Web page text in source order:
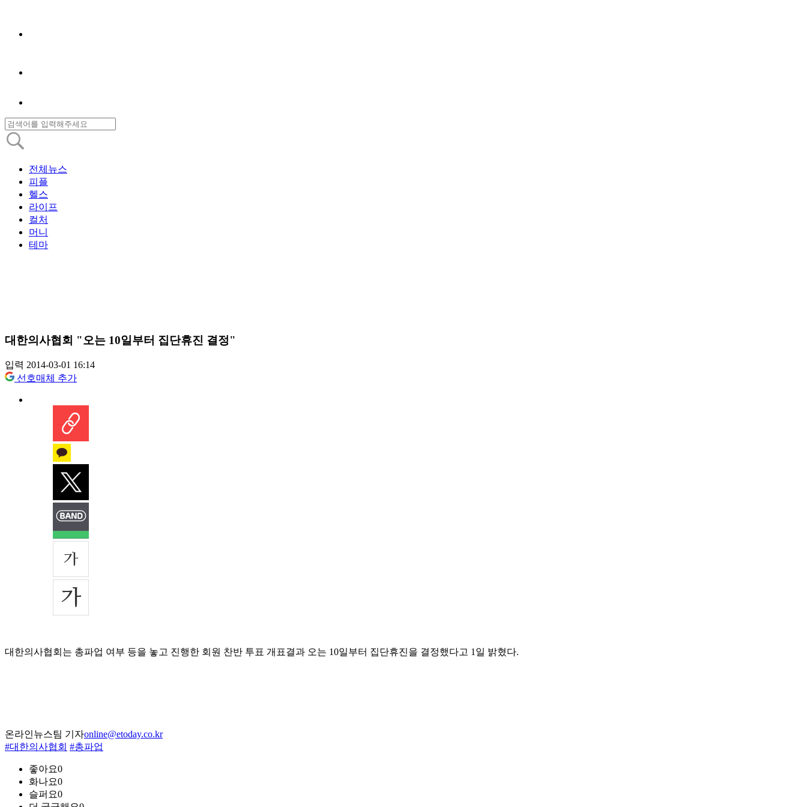
전체뉴스
피플
헬스
라이프
컬처
머니
테마
대한의사협회 "오는 10일부터 집단휴진 결정"
입력 2014-03-01 16:14
선호매체 추가
대한의사협회는 총파업 여부 등을 놓고 진행한 회원 찬반 투표 개표결과 오는 10일부터 집단휴진을 결정했다고 1일 밝혔다.
온라인뉴스팀 기자online@etoday.co.kr
#대한의사협회 #총파업
좋아요0
화나요0
슬퍼요0